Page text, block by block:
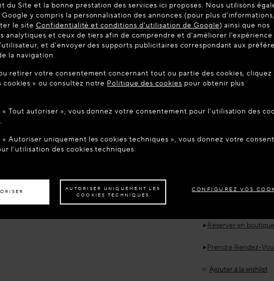
SUR MAISON-ALAIA.COM
être dans le pays suivant : United States. Souhaitez-vous mettre à jour
?
AU SITE : UNITED STATES RESTER SUR LE SITE : FRANCE
être livré dans un autre pays,veuillez sélectionner votre destination.
Couleur: Rouge
BOUCLES
Réserver en boutique
Prendre Rendez-
Ajouter à la wishlist
du Site et la bonne prestation des services ici proposes. Nous utilisons
Google y compris la personnalisation des annonces (pour plus d'informations,
le site Confidentialité et conditions d'utilisation de Google) ainsi que nos
analytiques et ceux de tiers afin de comprendre et d'améliorer l'expérience
et d'envoyer des supports publicitaires correspondant aux
la navigation.
retirer votre consentement concernant tout ou partie des cookies, cliquez
cookies » ou consultez notre Politique des cookies pour obtenir plus
« Tout autoriser », vous donnez votre consentement pour l’utilisation des
« Autoriser uniquement les cookies techniques », vous donnez votre
l’utilisation des cookies techniques.
AUTORISER UNIQUEMENT LES
COOKIES TECHNIQUES
CONFIGUREZ VOS